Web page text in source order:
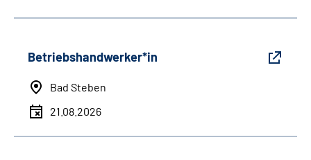
Betriebshandwerker*in
Bad Steben
21.08.2026